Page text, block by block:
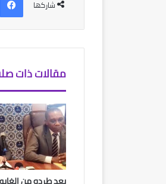
شاركها
مقالات ذات